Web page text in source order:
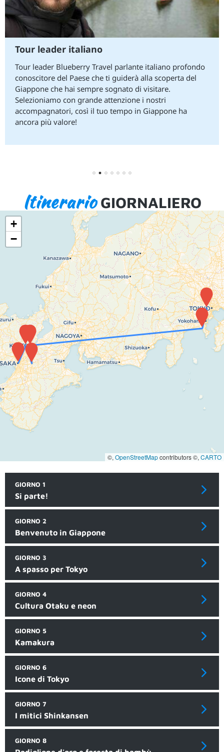
Tour leader italiano
Tour leader Blueberry Travel parlante italiano profondo
conoscitore del Paese che ti guiderà alla scoperta del
Giappone che hai sempre sognato di visitare.
Selezioniamo con grande attenzione i nostri
accompagnatori, così il tuo tempo in Giappone ha
ancora più valore!
5 6 7
ItinerarioGIORNALIERO
+
−
©, OpenStreetMapcontributors ©, CARTO
GIORNO 1
Si parte!
GIORNO 2
Benvenuto in Giappone
GIORNO 3
A spasso per Tokyo
GIORNO 4
Cultura Otaku e neon
GIORNO 5
Kamakura
GIORNO 6
Icone di Tokyo
GIORNO 7
I mitici Shinkansen
GIORNO 8